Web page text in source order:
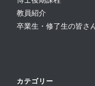
教員紹介
卒業生・修了生の皆さ
カテゴリー